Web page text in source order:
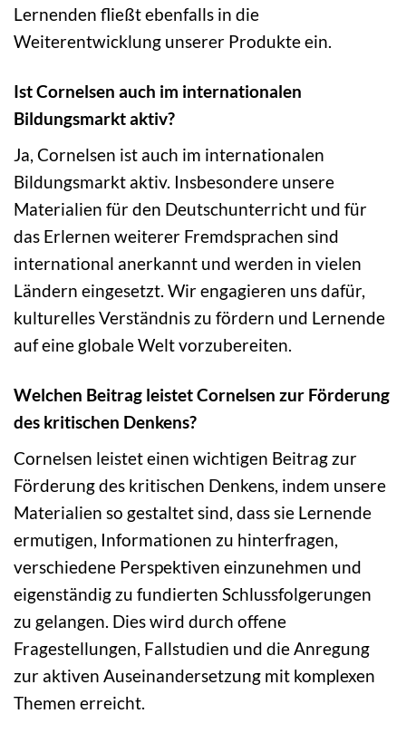
Lernenden fließt ebenfalls in die
Weiterentwicklung unserer Produkte ein.
Ist Cornelsen auch im internationalen
Bildungsmarkt aktiv?
Ja, Cornelsen ist auch im internationalen
Bildungsmarkt aktiv. Insbesondere unsere
Materialien für den Deutschunterricht und für
das Erlernen weiterer Fremdsprachen sind
international anerkannt und werden in vielen
Ländern eingesetzt. Wir engagieren uns dafür,
kulturelles Verständnis zu fördern und Lernende
auf eine globale Welt vorzubereiten.
Welchen Beitrag leistet Cornelsen zur Förderung
des kritischen Denkens?
Cornelsen leistet einen wichtigen Beitrag zur
Förderung des kritischen Denkens, indem unsere
Materialien so gestaltet sind, dass sie Lernende
ermutigen, Informationen zu hinterfragen,
verschiedene Perspektiven einzunehmen und
eigenständig zu fundierten Schlussfolgerungen
zu gelangen. Dies wird durch offene
Fragestellungen, Fallstudien und die Anregung
zur aktiven Auseinandersetzung mit komplexen
Themen erreicht.